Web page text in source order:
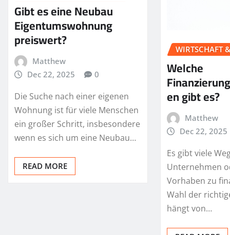
Gibt es eine Neubau
Eigentumswohnung
preiswert?
Matthew
Dec 22, 2025
0
Die Suche nach einer eigenen
Wohnung ist für viele Menschen
ein großer Schritt, insbesondere
wenn es sich um eine Neubau…
READ MORE
WIRTSCHAFT
Welche
en gibt es?
Matthew
Dec 22, 2025
Es gibt viele
Unternehmen
Vorhaben zu
Wahl der
hängt von…